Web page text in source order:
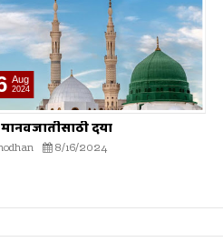
Aug
2024
दया
8/16/2024